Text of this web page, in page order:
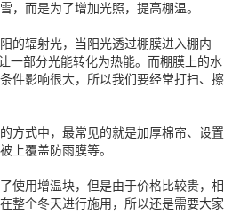
，而是为了增加光照，提高棚温。
的辐射光，当阳光透过棚膜进入棚内
一部分光能转化为热能。而棚膜上的水
件影响很大，所以我们要经常打扫、擦
方式中，最常见的就是加厚棉帘、设置
上覆盖防雨膜等。
使用增温块，但是由于价格比较贵，相
整个冬天进行施用，所以还是需要大家